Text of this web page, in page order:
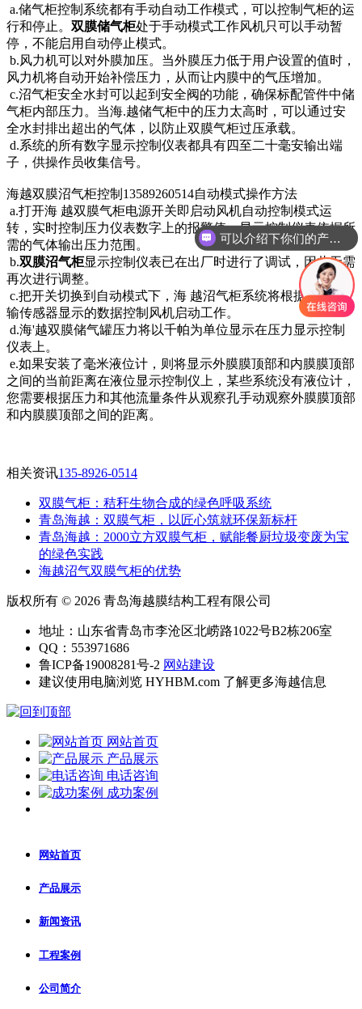
a.储气柜控制系统都有手动自动工作模式，可以控制气柜的运
行和停止。 双膜储气柜处于手动模式工作风机只可以手动暂
停，不能启用自动停止模式。
b.风力机可以对外膜加压。当外膜压力低于用户设置的值时，
风力机将自动开始补偿压力，从而让内膜中的气压增加。
c.沼气柜安全水封可以起到安全阀的功能，确保标配管件中储
气柜内部压力。当海.越储气柜中的压力太高时，可以通过安
全水封排出超出的气体，以防止双膜气柜过压承载。
d.系统的所有数字显示控制仪表都具有四至二十毫安输出端
子，供操作员收集信号。
海越双膜沼气柜控制13589260514自动模式操作方法
a.打开海 越双膜气柜电源开关即启动风机自动控制模式运
转，实时控制压力仪表数字上的报警值，显示控制仪表依据所
需的气体输出压力范围。
b.双膜沼气柜显示控制仪表已在出厂时进行了调试，因此无需
再次进行调整。
c.把开关切换到自动模式下，海 越沼气柜系统将根据压力传
输传感器显示的数据控制风机启动工作。
d.海'越双膜储气罐压力将以千帕为单位显示在压力显示控制
仪表上。
e.如果安装了毫米液位计，则将显示外膜膜顶部和内膜膜顶部
之间的当前距离在液位显示控制仪上，某些系统没有液位计，
您需要根据压力和其他流量条件从观察孔手动观察外膜膜顶部
和内膜膜顶部之间的距离。
相关资讯135-8926-0514
双膜气柜：秸秆生物合成的绿色呼吸系统
青岛海越：双膜气柜，以匠心筑就环保新标杆
‌青岛海越：2000立方双膜气柜，赋能餐厨垃圾变废为宝
的绿色实践
海越沼气双膜气柜的优势
版权所有 © 2026 青岛海越膜结构工程有限公司
地址：山东省青岛市李沧区北崂路1022号B2栋206室
QQ：553971686
鲁ICP备19008281号-2 网站建设
建议使用电脑浏览 HYHBM.com 了解更多海越信息
网站首页
产品展示
电话咨询
成功案例
网站首页
产品展示
新闻资讯
工程案例
公司简介
可以介绍下你们的产品么？